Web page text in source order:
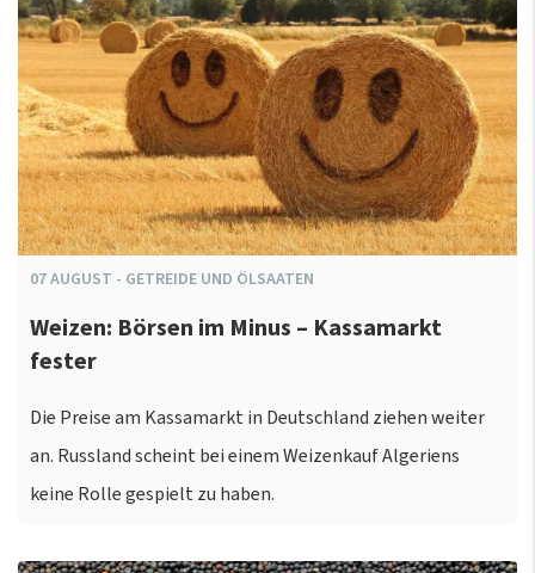
07AUGUST - GETREIDE UND ÖLSAATEN
Weizen: Börsen im Minus – Kassamarkt
fester
Die Preise am Kassamarkt in Deutschland ziehen weiter
an. Russland scheint bei einem Weizenkauf Algeriens
keine Rolle gespielt zu haben.